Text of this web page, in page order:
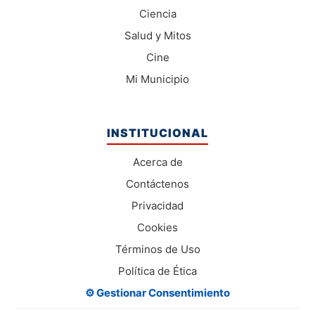
Ciencia
Salud y Mitos
Cine
Mi Municipio
INSTITUCIONAL
Acerca de
Contáctenos
Privacidad
Cookies
Términos de Uso
Política de Ética
⚙️ Gestionar Consentimiento